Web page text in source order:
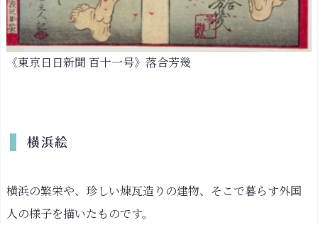
表
現
戦
《東京日日新聞 百十一号》落合芳幾
横浜絵
横浜の繁栄や、珍しい煉瓦造りの建物、そこで暮らす外国
人の様子を描いたものです。